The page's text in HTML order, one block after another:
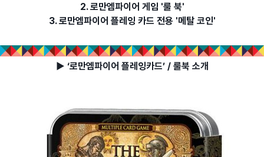
2. 로만엠파이어 게임 '룰 북'
3. 로만엠파이어 플레잉 카드 전용 '메탈 코인'
▶ ‘로만엠파이어 플레잉카드’ / 룰북 소개